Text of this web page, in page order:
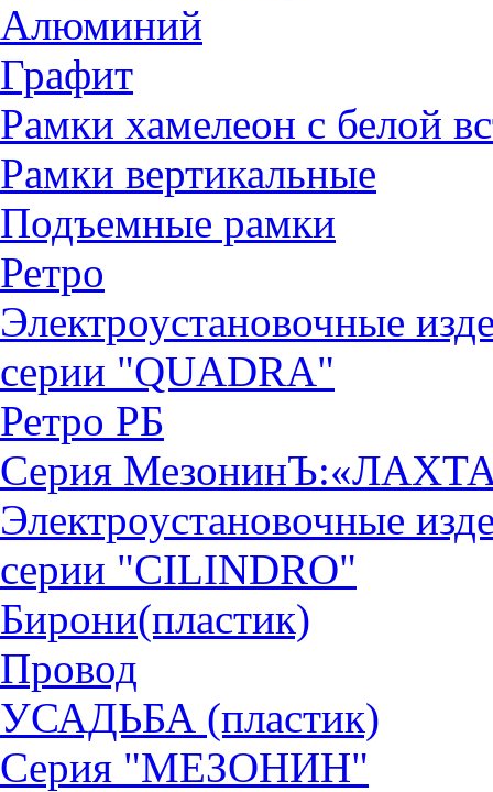
Алюминий
Графит
Рамки хамелеон с белой
Рамки вертикальные
Подъемные рамки
Ретро
Электроустановочные
серии "QUADRА"
Ретро РБ
Серия
Электроустановочные
серии "CILINDRO"
Бирони(пластик)
Провод
УСАДЬБА (пластик)
Серия "МЕЗОНИН"